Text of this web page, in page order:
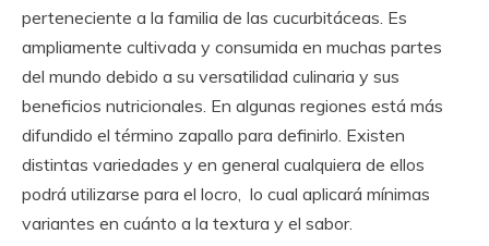
perteneciente a la familia de las cucurbitáceas. Es
ampliamente cultivada y consumida en muchas partes
del mundo debido a su versatilidad culinaria y sus
beneficios nutricionales. En algunas regiones está más
difundido el término zapallo para definirlo. Existen
distintas variedades y en general cualquiera de ellos
podrá utilizarse para el locro, lo cual aplicará mínimas
variantes en cuánto a la textura y el sabor.